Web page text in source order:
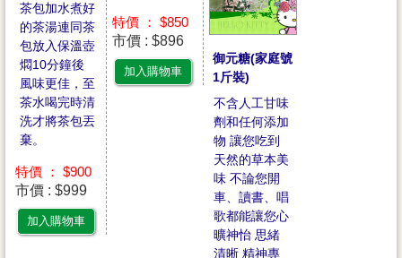
茶包加水煮好
的茶湯連同茶
包放入保溫壺
燜10分鐘後
風味更佳，至
茶水喝完時清
洗才將茶包丟
棄。
特價 ： $900
市價 : $999
加入購物車
特價 ： $850
市價 : $896
加入購物車
御元糖(家庭號
1斤裝)
不含人工甘味
劑和任何添加
物 讓您吃到
天然的草本美
味 不論您開
車、讀書、唱
歌都能讓您心
曠神怡 思緒
清晰 精神專